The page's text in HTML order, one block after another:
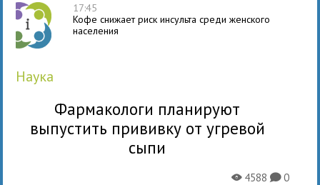
17:45
Кофе снижает риск инсульта среди женского
населения
наука
Фармакологи планируют
выпустить прививку от угревой
сыпи
X4588K0